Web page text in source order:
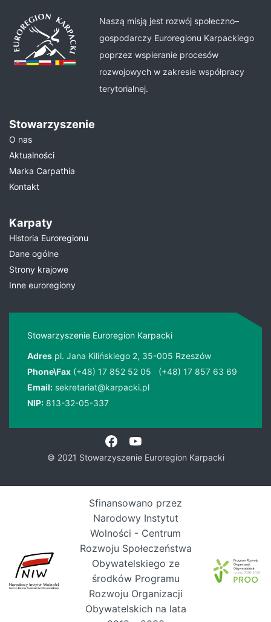
Naszą misją jest rozwój społeczno–
gospodarczy Euroregionu Karpackiego
poprzez wspieranie procesów
rozwojowych w zakresie współpracy
terytorialnej.
Stowarzyszenie
O nas
Aktualności
Marka Carpathia
Kontakt
Karpaty
Historia Euroregionu
Dane ogólne
Strony krajowe
Inne euroregiony
Stowarzyszenie Euroregion Karpacki
Adres pl. Jana Kilińskiego 2, 35-005 Rzeszów
Phone\Fax (+48) 17 852 52 05
(+48) 17 857 63 69
Email: sekretariat@karpacki.pl
NIP: 813-32-05-337
© 2021 Stowarzyszenie Euroregion Karpacki
Sfinansowano przez
Narodowy Instytut
Wolności - Centrum
Rozwoju Społeczeństwa
Obywatelskiego ze
środków Programu
Rozwoju Organizacji
Obywatelskich na lata